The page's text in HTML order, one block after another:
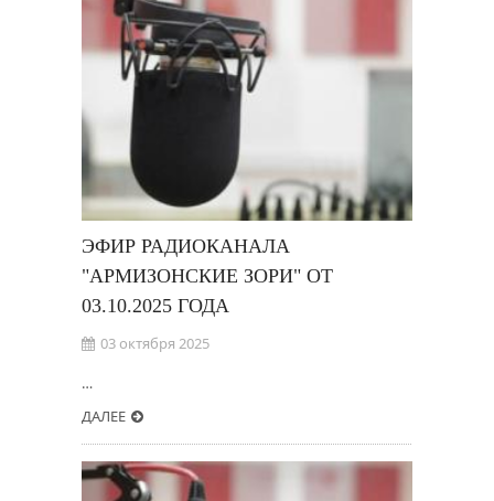
ЭФИР РАДИОКАНАЛА
"АРМИЗОНСКИЕ ЗОРИ" ОТ
03.10.2025 ГОДА
03 октября 2025
…
ДАЛЕЕ